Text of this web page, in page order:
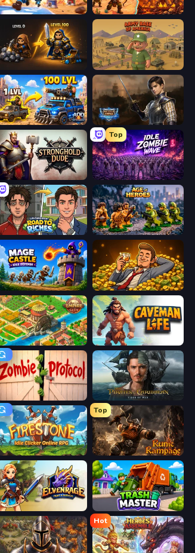
Tower Battle Last Bastion
Gothic Story RPG Army Base Of America
AOD - Art Of Defense Battle Arena
Stronghold Dude
Top
Idle Zombie Wave: Survivors
Life Simulator: Road to Riches Age of Heroes
Mage Castle Idle Defense Idle Billionaire Tycoon
Empire City Caveman Life
Zombie Protocol
Firestone – Idle Clicker Online RPG
Top
Runic Rampage
Elvenrage Trash Master
Hot